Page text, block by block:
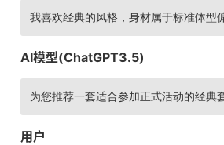
我喜欢经典的风格，身材属于标准体型
AI模型(ChatGPT3.5)
为您推荐一套适合参加正式活动的经典
用户